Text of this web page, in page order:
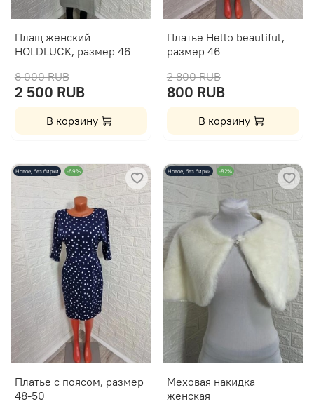
Плащ женский
HOLDLUCK, размер 46
8 000 RUB
2 500 RUB
В корзину
Платье Hello beautiful,
размер 46
2 800 RUB
800 RUB
В корзину
Новое, без бирки -69%
Платье с поясом, размер
48-50
Новое, без бирки -82%
Меховая накидка
женская